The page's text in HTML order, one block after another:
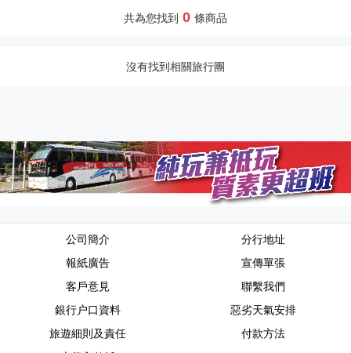
共為您找到 0 條商品
沒有找到相關旅行團
公司簡介
分行地址
報紙廣告
宣傳單張
客戶意見
聯繫我們
銀行户口資料
惡劣天氣安排
旅遊細則及責任
付款方法